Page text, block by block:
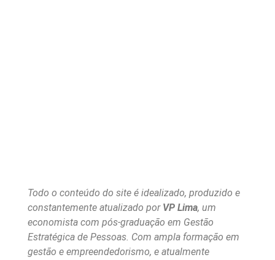
Todo o conteúdo do site é idealizado, produzido e
constantemente atualizado por VP Lima, um
economista com pós-graduação em Gestão
Estratégica de Pessoas. Com ampla formação em
gestão e empreendedorismo, e atualmente